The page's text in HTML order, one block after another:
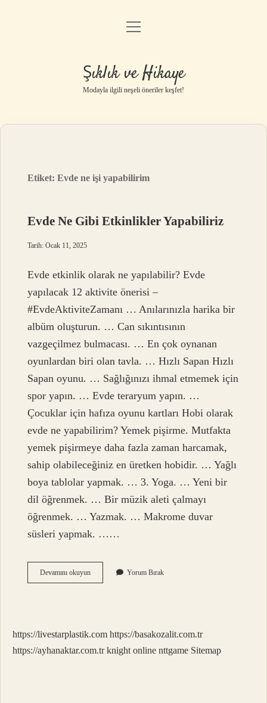
Gizlilik Politikası
Yasal Uyarı
menüyü
Şıklık ve Hikaye
Modayla ilgili neşeli öneriler keşfet!
Etiket:Evde ne işi yapabilirim
Evde Ne Gibi Etkinlikler Yapabiliriz
Tarih: Ocak 11, 2025
Evde etkinlik olarak ne yapılabilir? Evde
yapılacak 12 aktivite önerisi –
#EvdeAktiviteZamanı … Anılarınızla harika bir
albüm oluşturun. … Can sıkıntısının
vazgeçilmez bulmacası. … En çok oynanan
oyunlardan biri olan tavla. … Hızlı Sapan Hızlı
Sapan oyunu. … Sağlığınızı ihmal etmemek için
spor yapın. … Evde teraryum yapın. …
Çocuklar için hafıza oyunu kartları Hobi olarak
evde ne yapabilirim? Yemek pişirme. Mutfakta
yemek pişirmeye daha fazla zaman harcamak,
sahip olabileceğiniz en üretken hobidir. … Yağlı
boya tablolar yapmak. … 3. Yoga. … Yeni bir
dil öğrenmek. … Bir müzik aleti çalmayı
öğrenmek. … Yazmak. … Makrome duvar
süsleri yapmak. ……
Devamını okuyunEvde
Ne
Yorum Bırak
https://livestarplastik.com https://basakozalit.com.tr
https://ayhanaktar.com.tr knight online nttgame Sitemap